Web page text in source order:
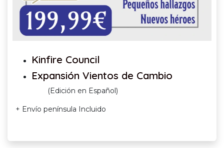
Kinfire Council
Expansión Vientos de Cambio
(Edición en Español)
+ Envío península Incluido